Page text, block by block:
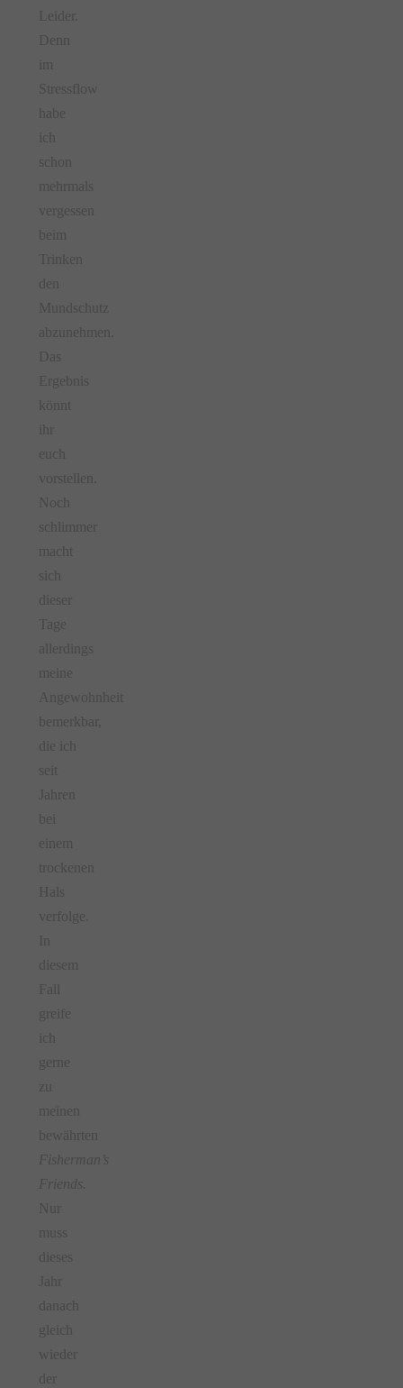
Leider.
Denn
im
Stressflow
habe
ich
schon
mehrmals
vergessen
beim
Trinken
den
Mundschutz
abzunehmen.
Das
Ergebnis
könnt
ihr
euch
vorstellen.
Noch
schlimmer
macht
sich
dieser
Tage
allerdings
meine
Angewohnheit
bemerkbar,
die ich
seit
Jahren
bei
einem
trockenen
Hals
verfolge.
In
diesem
Fall
greife
ich
gerne
zu
meinen
bewährten
Fisherman’s
Friends.
Nur
muss
dieses
Jahr
danach
gleich
wieder
der